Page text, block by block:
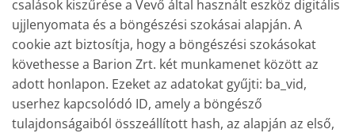
csalások kiszűrése a Vevő által használt eszköz digitális
ujjlenyomata és a böngészési szokásai alapján. A
cookie azt biztosítja, hogy a böngészési szokásokat
követhesse a Barion Zrt. két munkamenet között az
adott honlapon. Ezeket az adatokat gyűjti: ba_vid,
userhez kapcsolódó ID, amely a böngésző
tulajdonságaiból összeállított hash, az alapján az első,